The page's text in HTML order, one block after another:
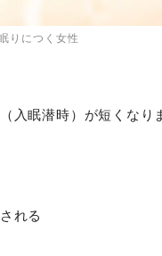
りにつく女性
入眠潜時）が短くなり
れる